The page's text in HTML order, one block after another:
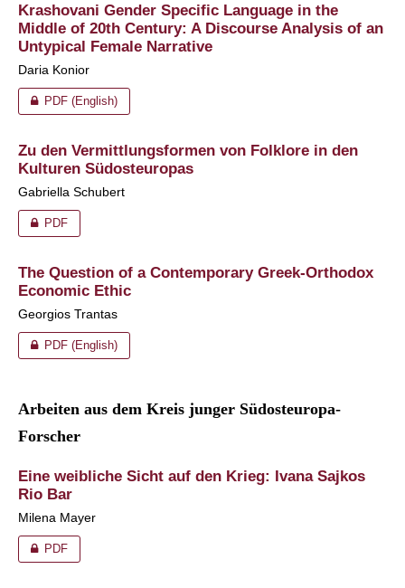
Krashovani Gender Specific Language in the
Middle of 20th Century: A Discourse Analysis of an
Untypical Female Narrative
Daria Konior
PDF (English)
Zu den Vermittlungsformen von Folklore in den
Kulturen Südosteuropas
Gabriella Schubert
PDF
The Question of a Contemporary Greek-Orthodox
Economic Ethic
Georgios Trantas
PDF (English)
Arbeiten aus dem Kreis junger Südosteuropa-
Forscher
Eine weibliche Sicht auf den Krieg: Ivana Sajkos
Rio Bar
Milena Mayer
PDF